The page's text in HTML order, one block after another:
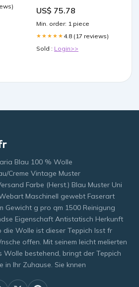
Purifying Houseplant,
Seed Starting
US$ 75.78
Min. order: 1 piece
★★★★★ 4.8 (17 reviews)
Sold : Login>>
Blau 100 % Wolle
Creme Vintage Muster
Farbe (Herst.) Blau Muster Uni
Maschinell gewebt Faserart
Gewicht g pro qm 1500 Reinigung
Eigenschaft Antistatisch Herkunft
die Wolle ist dieser Teppich lsst fr
offen. Mit seinem leicht melierten
Wolle bestehend, bringt der Teppich
in Ihr Zuhause. Sie knnen